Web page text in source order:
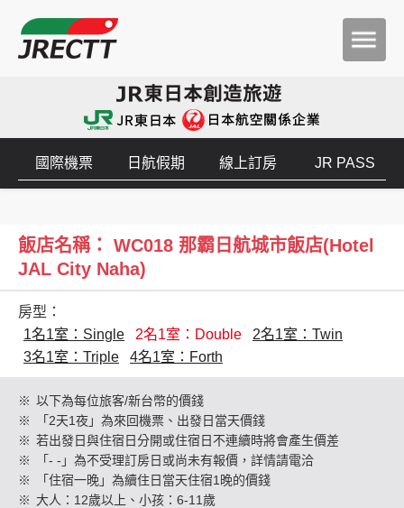
創造旅遊
國際機票 日航假期 線上訂房 JR PASS
飯店名稱： WC018 那霸日航城市飯店(Hotel
JAL City Naha)
房型：
1名1室：Single
2名1室：Double
2名1室：Twin
3名1室：Triple
4名1室：Forth
※ 以下為每位旅客/新台幣的價錢
※
「2天1夜」為來回機票、出發日當天價錢
※ 若出發日與住宿日分開或住宿日不連續時將會產生價差
※
「- -」為不受理訂房日或尚未有報價，詳情請電洽
※
「住宿一晚」為續住日當天住宿1晚的價錢
※ 大人：12歲以上、小孩：6-11歲